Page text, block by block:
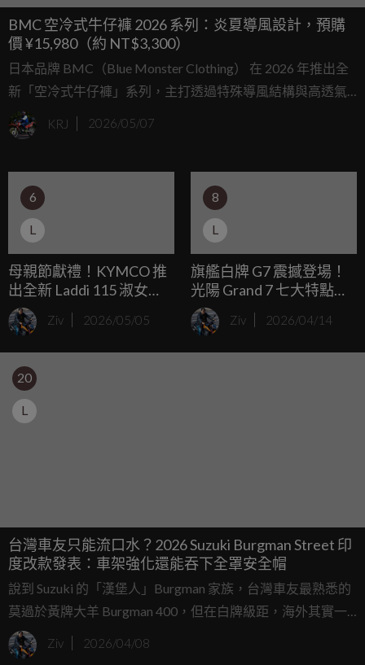
BMC 空冷式牛仔褲 2026 系列：炎夏導風設計，預購
價 ¥15,980（約 NT$3,300）
日本品牌 BMC（Blue Monster Clothing） 在 2026 年推出全
新「空冷式牛仔褲」系列，主打透過特殊導風結構與高透氣
材質，改善炎夏騎乘或戶外活動時的悶熱感。官方已開放第 4
期先行預約，並提供多種顏色與尺碼選擇。
KRJ 2026/05/07
6
L
母親節獻禮！KYMCO 推
出全新 Laddi 115 淑女
車，新 K1 蟬聯銷量冠軍
助攻市占
Ziv 2026/05/05
8
L
旗艦白牌 G7 震撼登場！
光陽 Grand 7 七大特點揭
曉，同步推女性新車
Laddi 115
Ziv 2026/04/14
20
L
台灣車友只能流口水？2026 Suzuki Burgman Street 印
度改款發表：車架強化還能吞下全罩安全帽
說到 Suzuki 的「漢堡人」Burgman 家族，台灣車友最熟悉的
莫過於黃牌大羊 Burgman 400，但在白牌級距，海外其實一
直有一台強調「豪華舒適」的小老弟 Burgman Street，近期
Suzuki 於印度正式發表了 2026 年式的大改款車型，雖然原廠
Ziv 2026/04/08